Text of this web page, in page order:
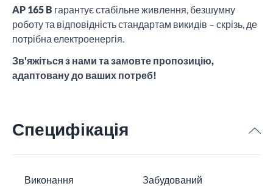
AP 165 B гарантує стабільне живлення, безшумну
роботу та відповідність стандартам викидів – скрізь, де
потрібна електроенергія.
Зв'яжіться з нами та замовте пропозицію,
адаптовану до ваших потреб!
Специфікація
Виконання Забудований